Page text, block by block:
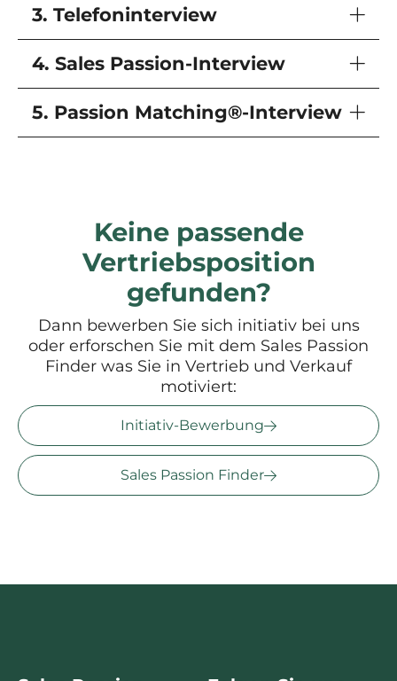
3. Telefoninterview
4. Sales Passion-Interview
5. Passion Matching®-Interview
Keine passende
Vertriebsposition
gefunden?
Dann bewerben Sie sich initiativ bei uns
oder erforschen Sie mit dem Sales Passion
Finder was Sie in Vertrieb und Verkauf
motiviert:
Initiativ-Bewerbung
Sales Passion Finder